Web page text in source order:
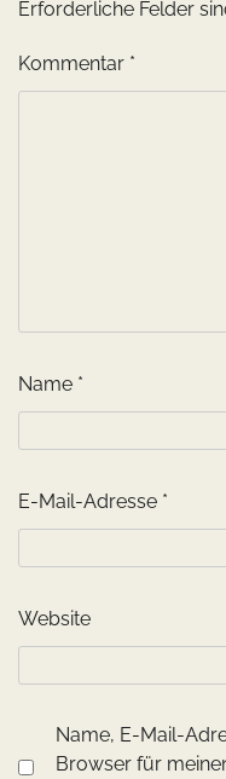
Erforderliche Felder
Kommentar *
Name *
E-Mail-Adresse *
Website
Name, E-Mail-
Browser für